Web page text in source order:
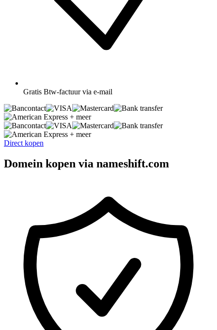
Gratis Btw-factuur via e-mail
+ meer
+ meer
Direct kopen
Domein kopen via nameshift.com